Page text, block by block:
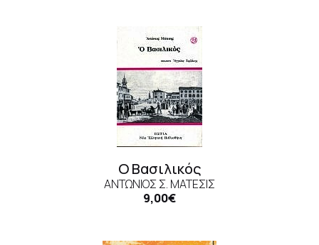
Ο Βασιλικός
ΑΝΤΏΝΙΟΣ Σ. ΜΆΤΕΣΙΣ
9,00€